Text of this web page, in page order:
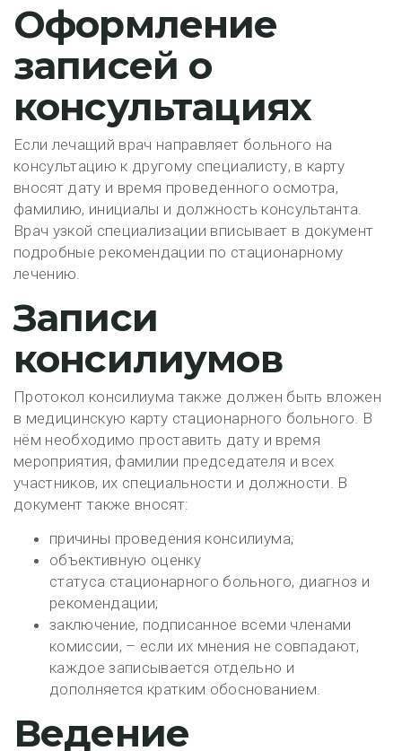
Оформление
записей о
консультациях
Если лечащий врач направляет больного на
консультацию к другому специалисту, в карту
вносят дату и время проведенного осмотра,
фамилию, инициалы и должность консультанта.
Врач узкой специализации вписывает в документ
подробные рекомендации по стационарному
лечению.
Записи
консилиумов
Протокол консилиума также должен быть вложен
в медицинскую карту стационарного больного. В
нём необходимо проставить дату и время
мероприятия, фамилии председателя и всех
участников, их специальности и должности. В
документ также вносят:
причины проведения консилиума;
объективную оценку
статуса стационарного больного, диагноз и
рекомендации;
заключение, подписанное всеми членами
комиссии, – если их мнения не совпадают,
каждое записывается отдельно и
дополняется кратким обоснованием.
Ведение